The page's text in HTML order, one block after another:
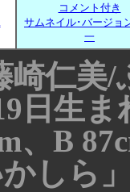
コメント付き
サムネイル･バージョ
一
崎仁美
日生ま
、B
しら